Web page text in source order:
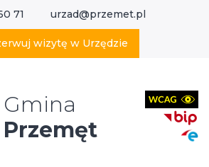
71 urzad@przemet.pl
wizytę w Urzędzie
Gmina
Przemęt